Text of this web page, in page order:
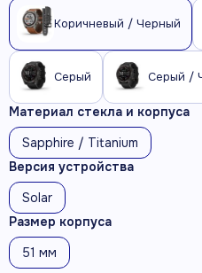
Коричневый / Черный
Серый Серый /
Материал стекла и корпуса
Sapphire / Titanium
Версия устройства
Solar
Размер корпуса
51 мм